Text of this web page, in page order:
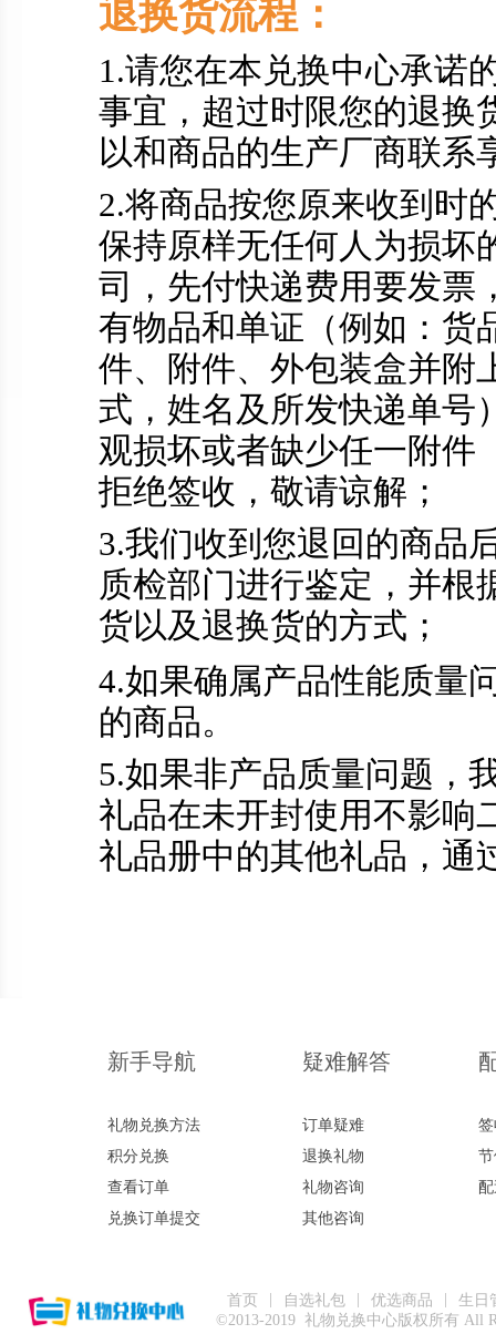
退换货流程：
1.请您在本兑换中心承诺
事宜，超过时限您的退换
以和商品的生产厂商联系
2.将商品按您原来收到时
保持原样无任何人为损坏
司，先付快递费用要发票
有物品和单证（例如：货
件、附件、外包装盒并附
式，姓名及所发快递单号
观损坏或者缺少任一附件
拒绝签收，敬请谅解；
3.我们收到您退回的商品
质检部门进行鉴定，并根
货以及退换货的方式；
4.如果确属产品性能质量
的商品。
5.如果非产品质量问题，
礼品在未开封使用不影响
礼品册中的其他礼品，通
新手导航
礼物兑换方法
积分兑换
查看订单
兑换订单提交
疑难解答
订单疑难
退换礼物
礼物咨询
其他咨询
首页 | 自选礼包 | 优选商品 |
生日
©2013-2019 礼物兑换中心版权所有 All